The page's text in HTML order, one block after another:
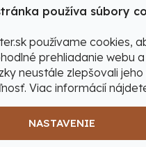
používa súbory
používame cookies,
prehliadanie webu
neustále zlepšovali jeho
Viac informácií
NASTAVENIE